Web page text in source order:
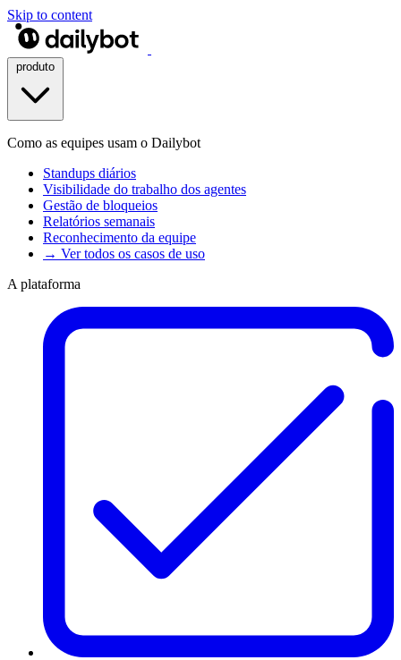
Skip to content
Como as equipes usam o Dailybot
Standups diários
Visibilidade do trabalho dos agentes
Gestão de bloqueios
Relatórios semanais
Reconhecimento da equipe
→ Ver todos os casos de uso
A plataforma